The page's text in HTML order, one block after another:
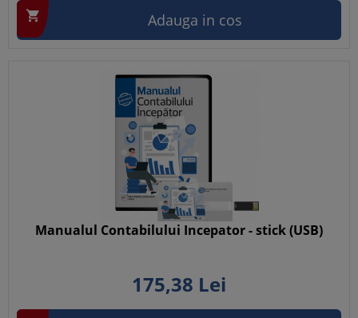
 Adauga in cos
Manualul Contabilului Incepator - stick (USB)
175,38 Lei